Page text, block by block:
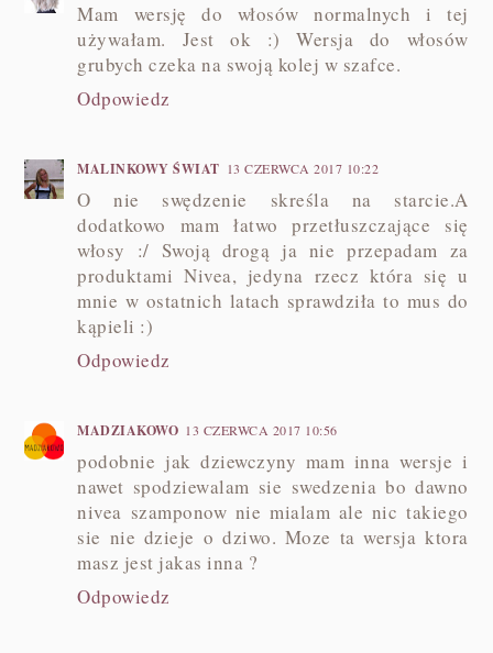
Mam wersję do włosów normalnych i tej
używałam. Jest ok :) Wersja do włosów
grubych czeka na swoją kolej w szafce.
Odpowiedz
MALINKOWY ŚWIAT 13 CZERWCA 2017 10:22
O nie swędzenie skreśla na starcie.A
dodatkowo mam łatwo przetłuszczające się
włosy :/ Swoją drogą ja nie przepadam za
produktami Nivea, jedyna rzecz która się u
mnie w ostatnich latach sprawdziła to mus do
kąpieli :)
Odpowiedz
MADZIAKOWO 13 CZERWCA 2017 10:56
podobnie jak dziewczyny mam inna wersje i
nawet spodziewalam sie swedzenia bo dawno
nivea szamponow nie mialam ale nic takiego
sie nie dzieje o dziwo. Moze ta wersja ktora
masz jest jakas inna ?
Odpowiedz